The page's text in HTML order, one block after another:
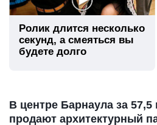
Ролик длится несколько
секунд, а смеяться вы
будете долго
В центре Барнаула за
продают архитектурный